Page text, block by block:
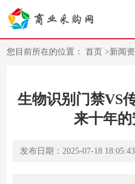
您目前所在的位置：首页>新闻
生物识别门禁VS
来十年
发布日期：2025-07-18 18:05:43